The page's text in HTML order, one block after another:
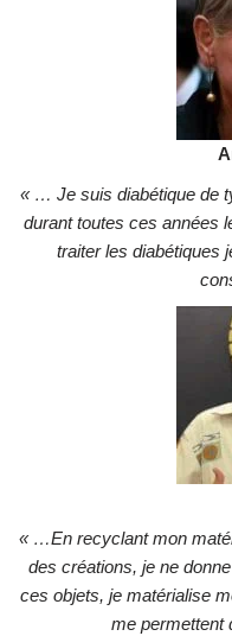
« … Je suis diabétique de
durant toutes ces années
traiter les diabétiques
« …En recyclant mon
des créations, je ne
ces objets, je matérialise
me permettent